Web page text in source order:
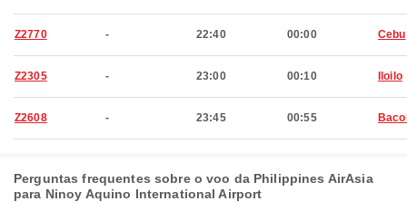
Z2770 - 22:40 00:00 Cebu
Z2305 - 23:00 00:10 Iloilo
Z2608 - 23:45 00:55
Perguntas frequentes sobre o voo da Philippines AirAsia
para Ninoy Aquino International Airport